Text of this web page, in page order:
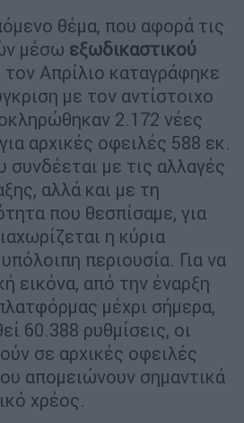
θέμα, που αφορά τις
μέσω εξωδικαστικού
τον Απρίλιο καταγράφηκε
με τον αντίστοιχο
2.172 νέες
αρχικές οφειλές 588 εκ.
συνδέεται με τις αλλαγές
αλλά και με τη
που θεσπίσαμε, για
η κύρια
περιουσία. Για να
εικόνα, από την έναρξη
μέχρι σήμερα,
60.388 ρυθμίσεις, οι
σε αρχικές οφειλές
απομειώνουν σημαντικά
χρέος.